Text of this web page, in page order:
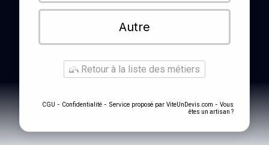
Autre
Retour à la liste des métiers
CGU - Confidentialité - Service proposé par ViteUnDevis.com - Vous
êtes un artisan ?